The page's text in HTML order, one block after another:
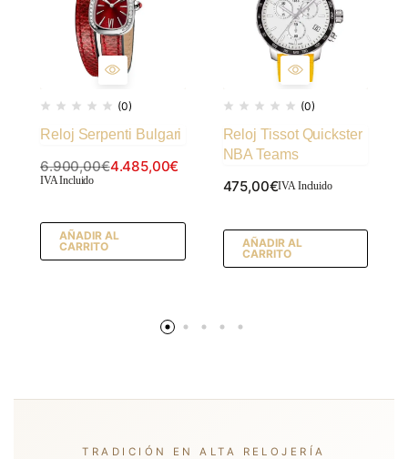
(0)
Reloj Serpenti Bulgari
6.900,00€4.485,00€
IVA Incluido
AÑADIR AL
CARRITO
(0)
Reloj Tissot Quickster
NBA Teams
475,00€IVA Incluido
AÑADIR AL
CARRITO
TRADICIÓN EN ALTA RELOJERÍA